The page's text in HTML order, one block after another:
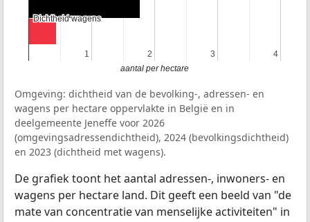
1
1 2
2 3
3 4
4
Dichtheid wagens
Dichtheid wagens
aantal per hectare
Omgeving: dichtheid van de bevolking-, adressen- en
wagens per hectare oppervlakte in België en in
deelgemeente Jeneffe voor 2026
(omgevingsadressendichtheid), 2024 (bevolkingsdichtheid)
en 2023 (dichtheid met wagens).
De grafiek toont het aantal adressen-, inwoners- en
wagens per hectare land. Dit geeft een beeld van "de
mate van concentratie van menselijke activiteiten" in